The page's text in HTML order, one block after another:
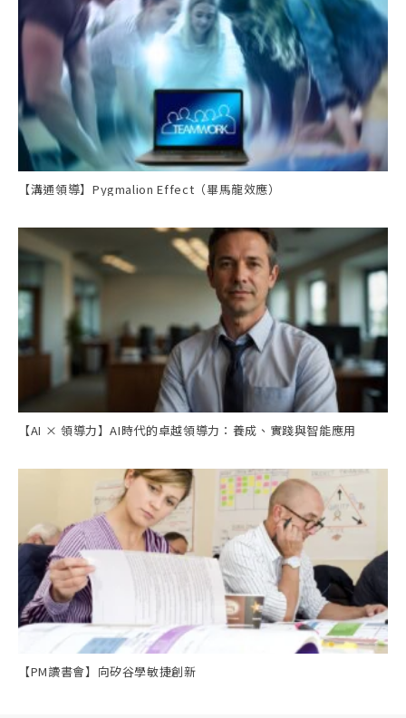
【溝通領導】Pygmalion Effect（畢馬龍效應）
【AI × 領導力】AI時代的卓越領導力：養成、實踐與智能應用
【PM讀書會】向矽谷學敏捷創新